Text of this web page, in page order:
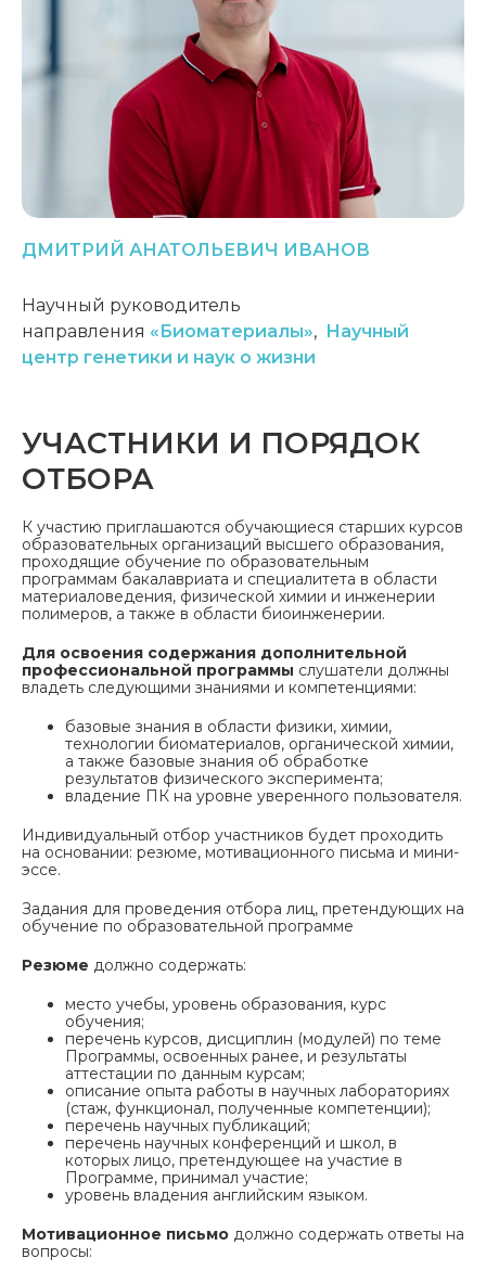
ДМИТРИЙ АНАТОЛЬЕВИЧ ИВАНОВ
Научный руководитель
направления «Биоматериалы», Научный
центр генетики и наук о жизни
УЧАСТНИКИ И ПОРЯДОК
ОТБОРА
К участию приглашаются обучающиеся старших курсов
образовательных организаций высшего образования,
проходящие обучение по образовательным
программам бакалавриата и специалитета в области
материаловедения, физической химии и инженерии
полимеров, а также в области биоинженерии.
Для освоения содержания дополнительной
профессиональной программы слушатели должны
владеть следующими знаниями и компетенциями:
базовые знания в области физики, химии,
технологии биоматериалов, органической химии,
а также базовые знания об обработке
результатов физического эксперимента;
владение ПК на уровне уверенного пользователя.
Индивидуальный отбор участников будет проходить
на основании: резюме, мотивационного письма и мини-
эссе.
Задания для проведения отбора лиц, претендующих на
обучение по образовательной программе
Резюме должно содержать:
место учебы, уровень образования, курс
обучения;
перечень курсов, дисциплин (модулей) по теме
Программы, освоенных ранее, и результаты
аттестации по данным курсам;
описание опыта работы в научных лабораториях
(стаж, функционал, полученные компетенции);
перечень научных публикаций;
перечень научных конференций и школ, в
которых лицо, претендующее на участие в
Программе, принимал участие;
уровень владения английским языком.
Мотивационное письмо должно содержать ответы на
вопросы: